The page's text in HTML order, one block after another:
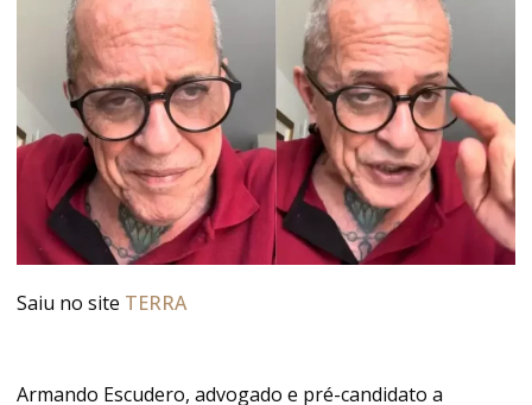
Saiu no site TERRA
Armando Escudero, advogado e pré-candidato a